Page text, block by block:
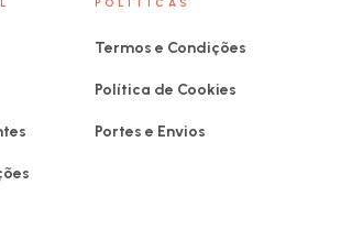
Termos e Condições
Política de Cookies
Portes e Envios